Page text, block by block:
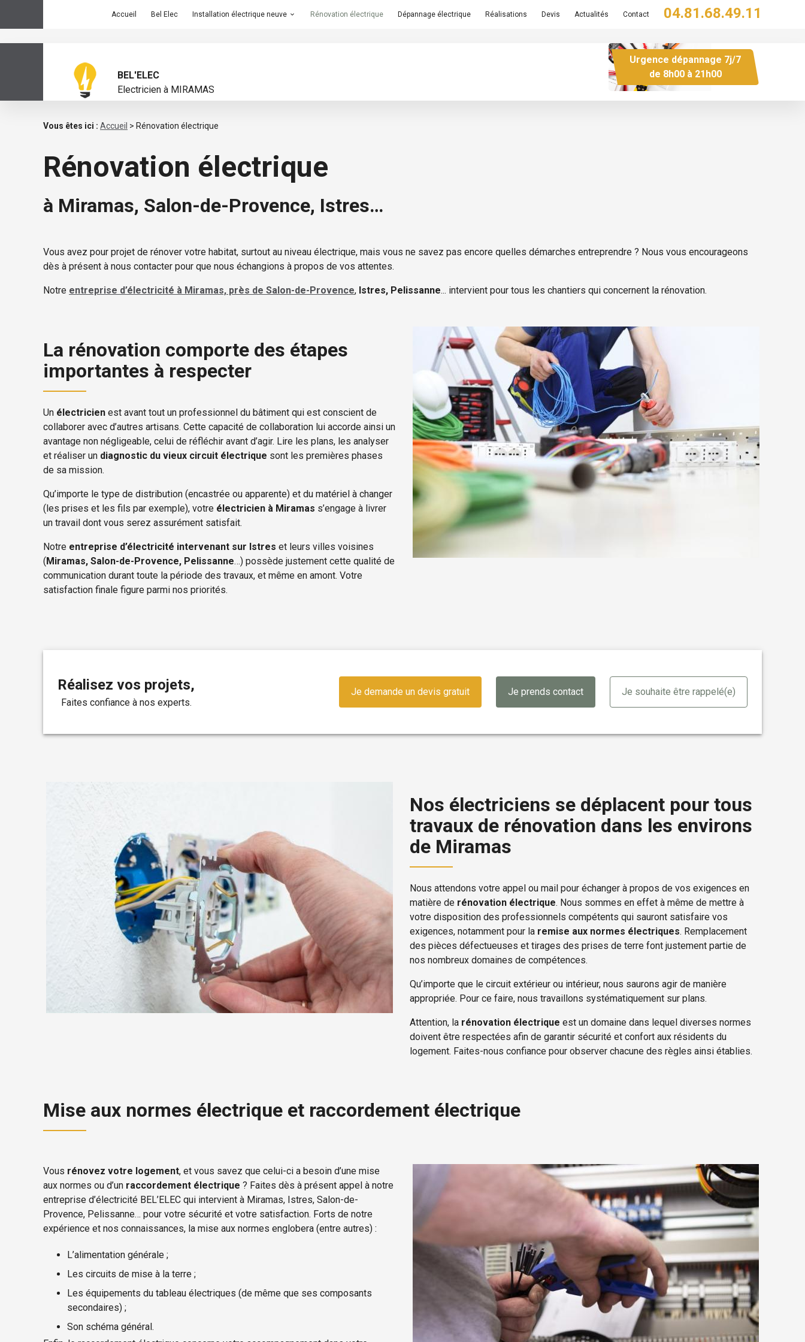
BEL'ELEC
Electricien à MIRAMAS
Accueil Bel Elec Installation électrique neuve Rénovation électrique Dépannage électrique Réalisations Devis Actualités Contact 04.81.68.49.11
Urgence dépannage 7j/7
de 8h00 à 21h00
Vous êtes ici : Accueil > Rénovation électrique
Rénovation électrique
à Miramas, Salon-de-Provence, Istres…
Vous avez pour projet de rénover votre habitat, surtout au niveau électrique, mais vous ne savez pas encore quelles démarches entreprendre ? Nous vous encourageons
dès à présent à nous contacter pour que nous échangions à propos de vos attentes.
Notre entreprise d’électricité à Miramas, près de Salon-de-Provence, Istres, Pelissanne... intervient pour tous les chantiers qui concernent la rénovation.
La rénovation comporte des étapes
importantes à respecter
Un électricien est avant tout un professionnel du bâtiment qui est conscient de
collaborer avec d’autres artisans. Cette capacité de collaboration lui accorde ainsi un
avantage non négligeable, celui de réfléchir avant d’agir. Lire les plans, les analyser
et réaliser un diagnostic du vieux circuit électrique sont les premières phases
de sa mission.
Qu’importe le type de distribution (encastrée ou apparente) et du matériel à changer
(les prises et les fils par exemple), votre électricien à Miramas s’engage à livrer
un travail dont vous serez assurément satisfait.
Notre entreprise d’électricité intervenant sur Istres et leurs villes voisines
(Miramas, Salon-de-Provence, Pelissanne…) possède justement cette qualité de
communication durant toute la période des travaux, et même en amont. Votre
satisfaction finale figure parmi nos priorités.
Réalisez vos projets,
faites confiance à nos experts.
Je demande un devis gratuit Je prends contact Je souhaite être rappelé(e)
Nos électriciens se déplacent pour tous
travaux de rénovation dans les environs
de Miramas
Nous attendons votre appel ou mail pour échanger à propos de vos exigences en
matière de rénovation électrique. Nous sommes en effet à même de mettre à
votre disposition des professionnels compétents qui sauront satisfaire vos
exigences, notamment pour la remise aux normes électriques. Remplacement
des pièces défectueuses et tirages des prises de terre font justement partie de
nos nombreux domaines de compétences.
Qu’importe que le circuit extérieur ou intérieur, nous saurons agir de manière
appropriée. Pour ce faire, nous travaillons systématiquement sur plans.
Attention, la rénovation électrique est un domaine dans lequel diverses normes
doivent être respectées afin de garantir sécurité et confort aux résidents du
logement. Faites-nous confiance pour observer chacune des règles ainsi établies.
Mise aux normes électrique et raccordement électrique
Vous rénovez votre logement, et vous savez que celui-ci a besoin d’une mise
aux normes ou d’un raccordement électrique ? Faites dès à présent appel à notre
entreprise d’électricité BEL’ELEC qui intervient à Miramas, Istres, Salon-de-
Provence, Pelissanne… pour votre sécurité et votre satisfaction. Forts de notre
expérience et nos connaissances, la mise aux normes englobera (entre autres) :
L’alimentation générale ;
Les circuits de mise à la terre ;
Les équipements du tableau électriques (de même que ses composants
secondaires) ;
Son schéma général.